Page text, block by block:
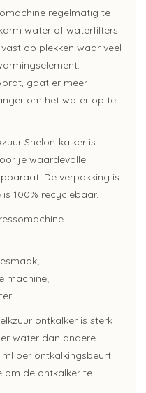
regelmatig te
water of waterfilters
op plekken waar veel
gaat er meer
om het water op te
Snelontkalker is
je waardevolle
De verpakking is
100% recyclebaar.
machine;
ontkalker is sterk
water dan andere
per ontkalkingsbeurt
om de ontkalker te